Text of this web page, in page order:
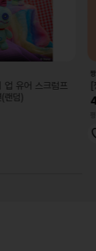
럼프
[짱구는못